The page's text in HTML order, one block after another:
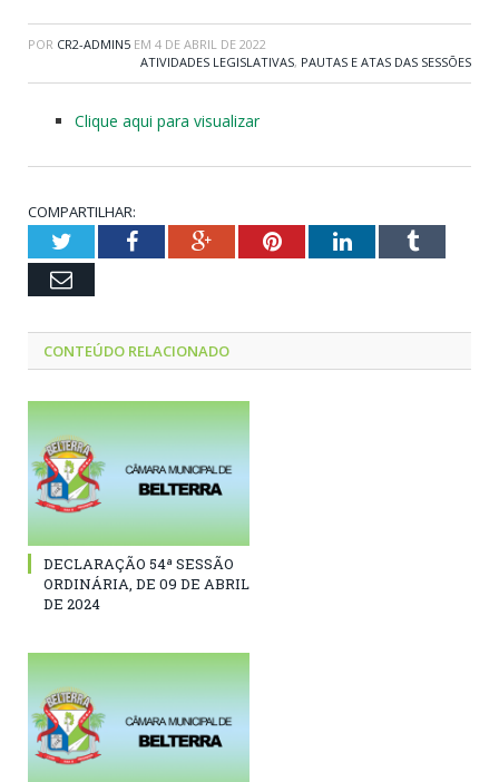
POR CR2-ADMIN5 EM 4 DE ABRIL DE 2022
ATIVIDADES LEGISLATIVAS, PAUTAS E ATAS DAS SESSÕES
Clique aqui para visualizar
COMPARTILHAR:
TwitterFacebookGoogle+PinterestLinkedInTumblr
Email
CONTEÚDO RELACIONADO
DECLARAÇÃO 54ª SESSÃO
ORDINÁRIA, DE 09 DE ABRIL
DE 2024